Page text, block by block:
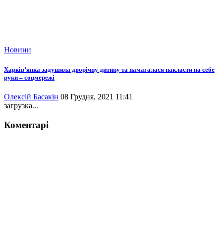
Новини
Харків’янка задушила дворічну дитину та намагалася накласти на себе
руки – соцмережі
Олексій Басакін 08 Грудня, 2021 11:41
загрузка...
Коментарі